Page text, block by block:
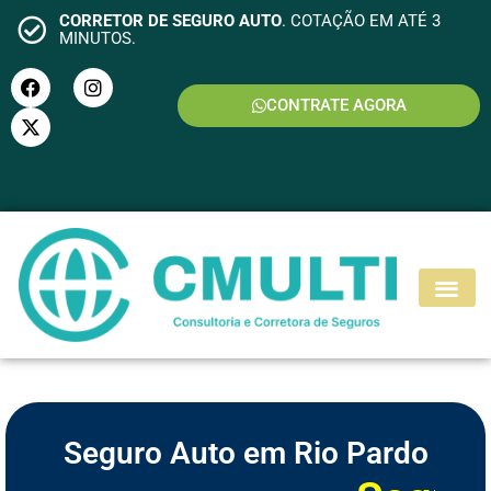
CORRETOR DE SEGURO AUTO. COTAÇÃO EM ATÉ 3
MINUTOS.
CONTRATE AGORA
SEGURO MOTO
Seguro Auto em Rio Pardo